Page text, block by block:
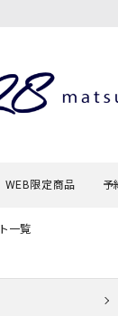
WEB限定商品 予
一覧